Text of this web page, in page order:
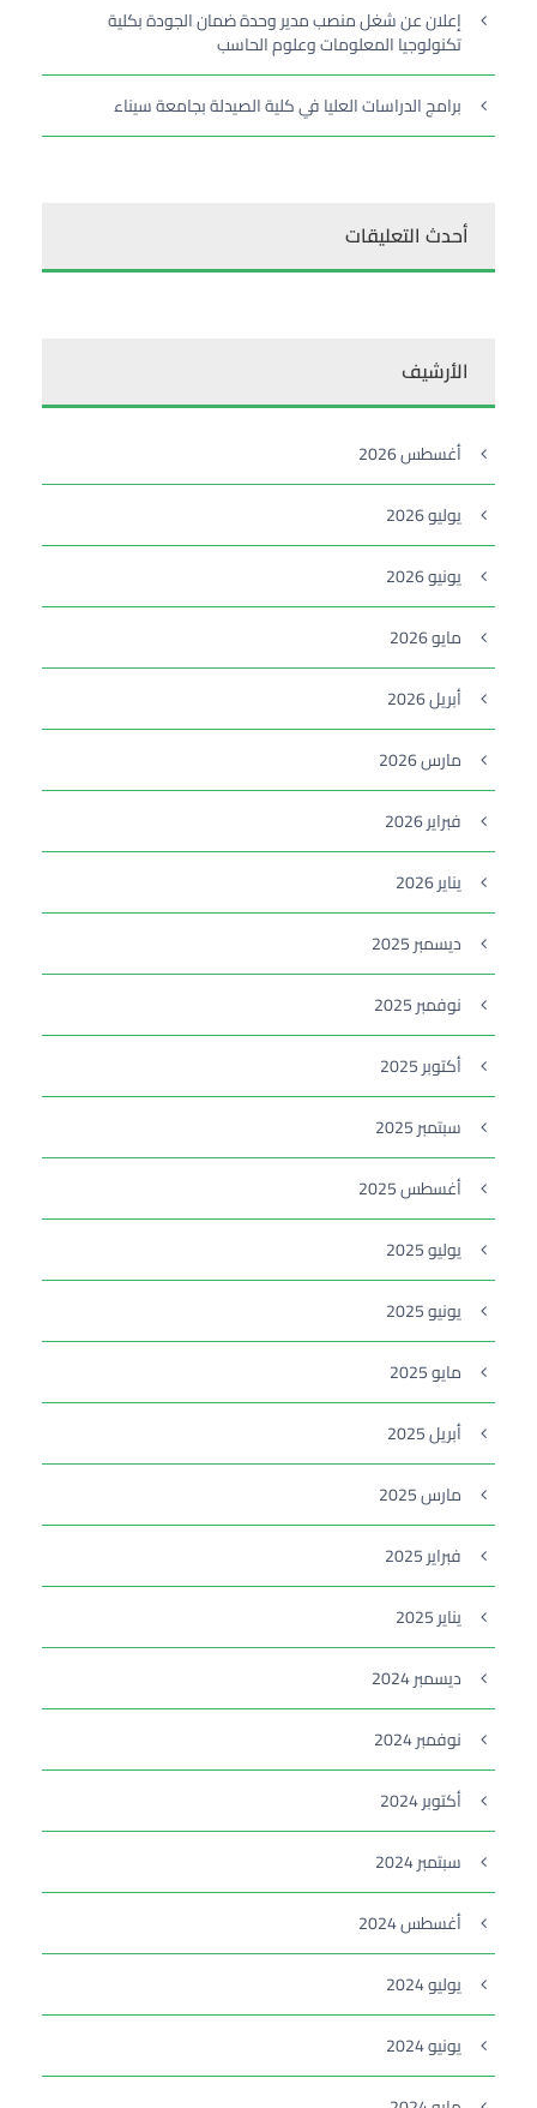
إعلان عن شغل منصب مدير وحدة ضمان الجودة بكلية
تكنولوجيا المعلومات وعلوم الحاسب
برامج الدراسات العليا في كلية الصيدلة بجامعة سيناء
أحدث التعليقات
الأرشيف
أغسطس 2026
يوليو 2026
يونيو 2026
مايو 2026
أبريل 2026
مارس 2026
فبراير 2026
يناير 2026
ديسمبر 2025
نوفمبر 2025
أكتوبر 2025
سبتمبر 2025
أغسطس 2025
يوليو 2025
يونيو 2025
مايو 2025
أبريل 2025
مارس 2025
فبراير 2025
يناير 2025
ديسمبر 2024
نوفمبر 2024
أكتوبر 2024
سبتمبر 2024
أغسطس 2024
يوليو 2024
يونيو 2024